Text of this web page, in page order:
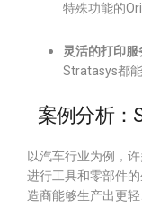
特殊功能的
灵活的打印服
Stratasys都
案例分析：
以汽车行业为例，
进行工具和零部件的
造商能够生产出更